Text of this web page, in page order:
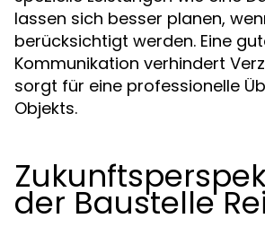
lassen sich besser planen,
berücksichtigt werden. Eine
Kommunikation verhindert
sorgt für eine professionelle
Objekts.
der Baustelle